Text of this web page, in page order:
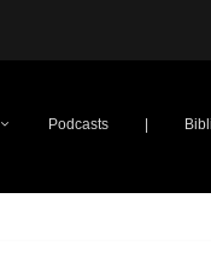
Podcasts